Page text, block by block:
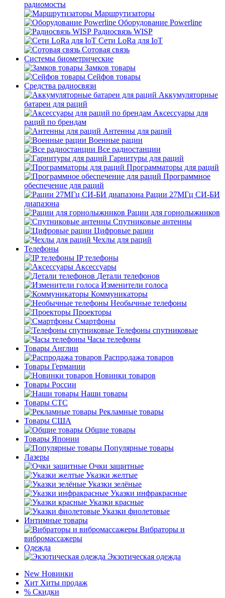
радиомосты
Маршрутизаторы
Оборудование Powerline
Радиосвязь WISP
Сети LoRa для IoT
Сотовая связь
Системы биометрические
Замков товары
Сейфов товары
Средства радиосвязи
Аккумуляторные
батареи для раций
Аксессуары для
раций по брендам
Антенны для раций
Военные рации
Все радиостанции
Гарнитуры для раций
Программаторы для раций
Программное
обеспечение для раций
Рации 27МГц СИ-БИ
диапазона
Рации для горнолыжников
Спутниковые антенны
Цифровые рации
Чехлы для раций
Телефоны
IP телефоны
Аксессуары
Детали телефонов
Изменители голоса
Коммуникаторы
Необычные телефоны
Проекторы
Смартфоны
Телефоны спутниковые
Часы телефоны
Товары Англии
Распродажа товаров
Товары Германии
Новинки товаров
Товары России
Наши товары
Товары СТС
Рекламные товары
Товары США
Общие товары
Товары Японии
Популярные товары
Лазеры
Очки защитные
Указки желтые
Указки зелёные
Указки инфракрасные
Указки красные
Указки фиолетовые
Интимные товары
Вибраторы и
вибромассажеры
Одежда
Экзотическая одежда
New Новинки
Хит Хиты продаж
% Скидки